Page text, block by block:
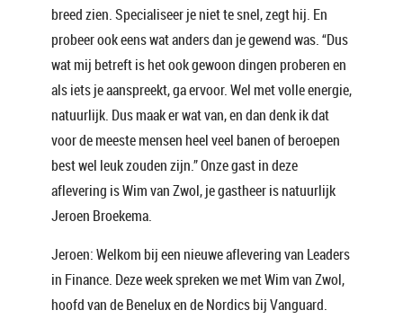
breed zien. Specialiseer je niet te snel, zegt hij. En
probeer ook eens wat anders dan je gewend was. “Dus
wat mij betreft is het ook gewoon dingen proberen en
als iets je aanspreekt, ga ervoor. Wel met volle energie,
natuurlijk. Dus maak er wat van, en dan denk ik dat
voor de meeste mensen heel veel banen of beroepen
best wel leuk zouden zijn.” Onze gast in deze
aflevering is Wim van Zwol, je gastheer is natuurlijk
Jeroen Broekema.
Jeroen: Welkom bij een nieuwe aflevering van Leaders
in Finance. Deze week spreken we met Wim van Zwol,
hoofd van de Benelux en de Nordics bij Vanguard.